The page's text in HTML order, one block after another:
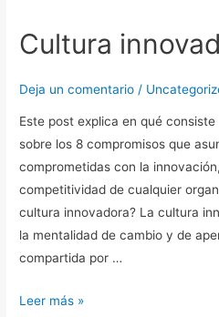
Cultura
Deja un comentario /
Este post explica en qué
sobre los 8 compromisos que
comprometidas con la
competitividad de cualquier
cultura innovadora? La cultura
la mentalidad de cambio y de
compartida por …
Cultura
innovadora
Leer más »